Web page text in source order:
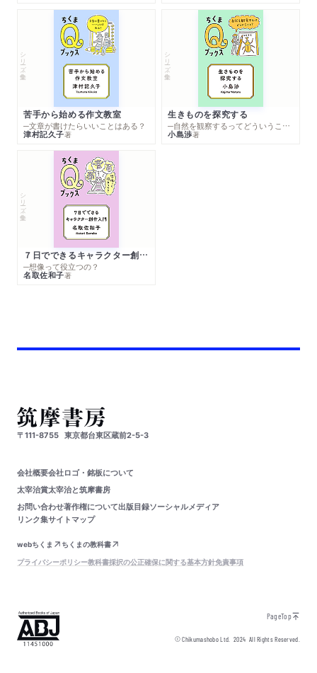
シリーズ・全集
苦手から始める作文教室
─文章が書けたらいいことはある？
津村記久子著
シリーズ・全集
生きものを探究する
─自然を観察するってどういうこと？
小島渉著
シリーズ・全集
７日でできるキャラクター創作入門
─想像って役立つの？
名取佐和子著
〒111-8755 東京都台東区蔵前2-5-3
会社概要会社ロゴ・銘板について
太宰治賞太宰治と筑摩書房
お問い合わせ著作権について出版目録ソーシャルメディア
リンク集サイトマップ
webちくま
ちくまの教科書
プライバシーポリシー教科書採択の公正確保に関する基本方針免責事項
PageTop
© Chikumashobo Ltd.2024 All Rights Reserved.